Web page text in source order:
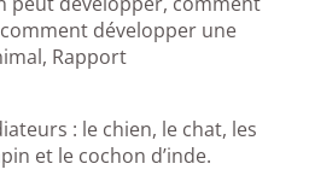
développer une
Rapport
: le chien, le chat, les
et le cochon d’inde.